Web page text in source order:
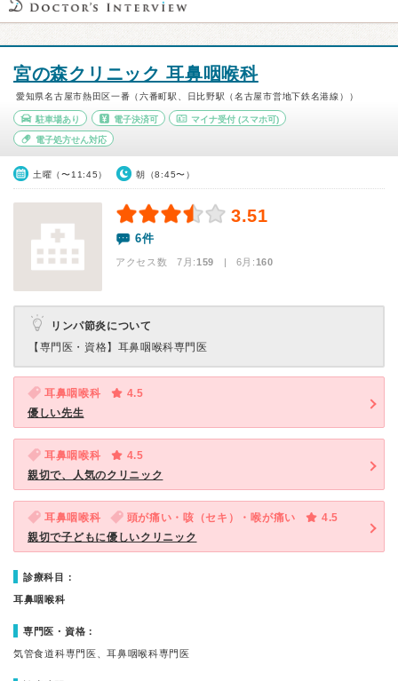
宮の森クリニック 耳鼻咽喉科
愛知県名古屋市熱田区一番（六番町駅、日比野駅（名古屋市営地下鉄名港線））
駐車場あり 電子決済可 マイナ受付 (スマホ可)
電子処方せん対応
土曜（〜11:45） 朝（8:45〜）
3.51
6件
アクセス数 7月:159 | 6月:160
リンパ節炎について
【専門医・資格】 耳鼻咽喉科専門医
耳鼻咽喉科
4.5
優しい先生
耳鼻咽喉科
4.5
親切で、人気のクリニック
耳鼻咽喉科 頭が痛い・咳（セキ）・喉が痛い
4.5
親切で子どもに優しいクリニック
診療科目：
耳鼻咽喉科
専門医・資格：
気管食道科専門医、耳鼻咽喉科専門医